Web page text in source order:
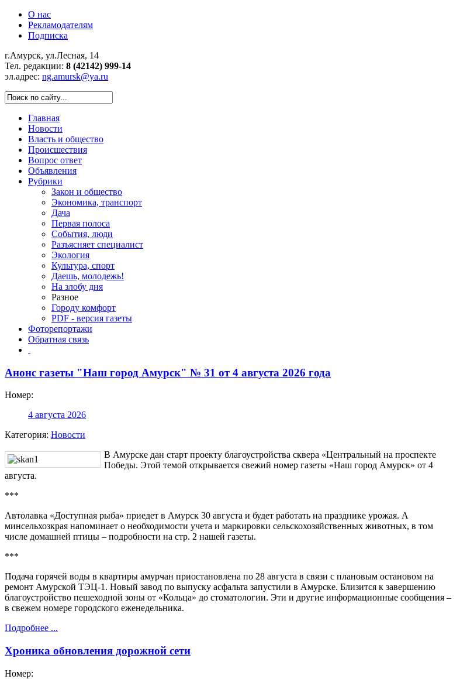
О нас
Рекламодателям
Подписка
г.Амурск, ул.Лесная, 14
Тел. редакции: 8 (42142) 999-14
эл.адрес: ng.amursk@ya.ru
Главная
Новости
Власть и общество
Происшествия
Вопрос ответ
Объявления
Рубрики
Закон и общество
Экономика, транспорт
Дача
Первая полоса
События, люди
Разъясняет специалист
Экология
Культура, спорт
Даешь, молодежь!
На злобу дня
Разное
Городу комфорт
PDF - версия газеты
Фоторепортажи
Обратная связь
Анонс газеты "Наш город Амурск" № 31 от 4 августа 2026 года
Номер:
4 августа 2026
Категория: Новости
В Амурске дан старт проекту благоустройства сквера «Центральный на проспекте
Победы. Этой темой открывается свежий номер газеты «Наш город Амурск» от 4
августа.
***
Автолавка «Доступная рыба» приедет в Амурск 30 августа и будет работать на празднике урожая. А
минсельхозкрая напоминает о необходимости учета и маркировки сельскохозяйственных животных, в том
числе домашней птицы – подробности на стр. 2 нашей газеты.
***
Подача горячей воды в квартиры амурчан приостановлена по 28 августа в связи с плановым остановом на
ремонт Амурской ТЭЦ-1. Новый завод по выпуску асфальта запустили в Амурске. Близится к завершению
благоустройство пешеходной зоны от «Кольца» до стоматологии. Эти и другие информационные сообщения –
в свежем номере городского еженедельника.
Подробнее ...
Хроника обновления дорожной сети
Номер: